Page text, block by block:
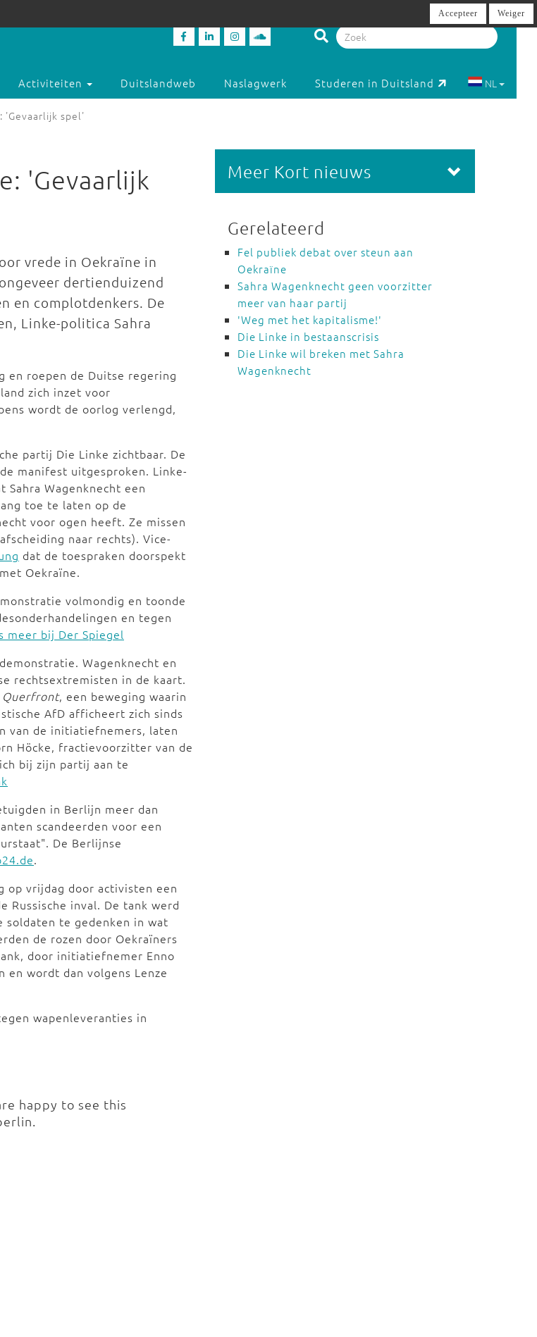
Activiteiten Duitslandweb Naslagwerk Studeren in Duitsland NL
'Gevaarlijk spel'
'Gevaarlijk
vrede in Oekraïne in
dertienduizend
en complotdenkers. De
Linke-politica Sahra
en roepen de Duitse regering
zich inzet voor
wordt de oorlog verlengd,
partij Die Linke zichtbaar. De
manifest uitgesproken. Linke-
Wagenknecht een
toe te laten op de
voor ogen heeft. Ze missen
naar rechts). Vice-
dat de toespraken doorspekt
Oekraïne.
volmondig en toonde
en tegen
meer bij Der Spiegel
Wagenknecht en
rechtsextremisten in de kaart.
Querfront, een beweging waarin
AfD afficheert zich sinds
van de initiatiefnemers, laten
Höcke, fractievoorzitter van de
bij zijn partij aan te
in Berlijn meer dan
scandeerden voor een
De Berlijnse
.
op vrijdag door activisten een
Russische inval. De tank werd
soldaten te gedenken in wat
de rozen door Oekraïners
door initiatiefnemer Enno
en wordt dan volgens Lenze
wapenleveranties in
happy to see this
Meer Kort nieuws
Gerelateerd
Fel publiek debat over steun aan
Oekraïne
Sahra Wagenknecht geen voorzitter
meer van haar partij
'Weg met het kapitalisme!'
Die Linke in bestaanscrisis
Die Linke wil breken met Sahra
Wagenknecht
Accepteer Weiger